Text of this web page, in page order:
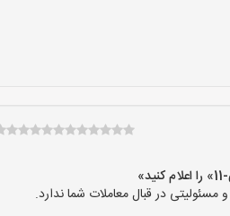
در قبال معاملات شما ندارد.